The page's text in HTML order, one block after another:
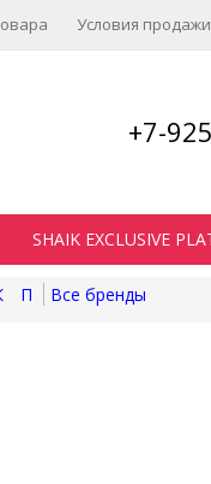
Условия
+7-
SHAIK EXCLUSIVE
П